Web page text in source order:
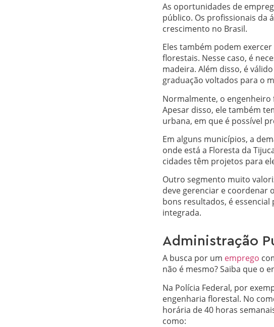
As oportunidades de
público. Os profissionais da
crescimento no Brasil.
Eles também podem
florestais. Nesse caso, é
madeira. Além disso, é
graduação voltados para o
Normalmente, o
Apesar disso, ele também
urbana, em que é possível
Em alguns municípios, a
onde está a Floresta da
cidades têm projetos para
Outro segmento muito
deve gerenciar e coordenar
bons resultados, é
integrada.
Administração
A busca por um emprego
não é mesmo? Saiba que o
Na Polícia Federal, por
engenharia florestal. No
horária de 40 horas
como: